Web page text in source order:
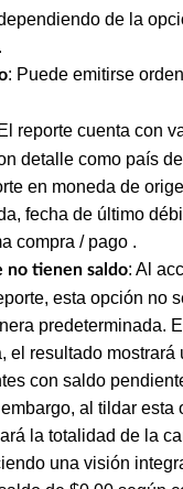
de la
: Puede emitirse
reporte cuenta con
detalle como país
en moneda de
fecha de último
compra / pago .
no tienen saldo: Al
esta opción no
predeterminada.
el resultado mostrará
con saldo
al tildar esta
la totalidad de la
una visión